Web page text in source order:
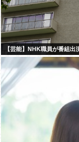
【芸能】NHK職員が番組出